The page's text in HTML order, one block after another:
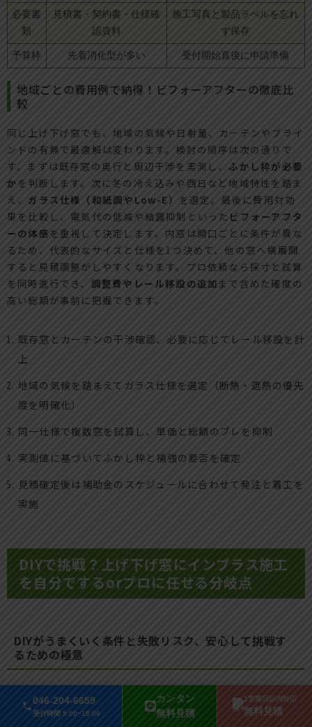
046-204-6659
受付時間 9:00~18:00
カンタン
無料見積
1営業日以内対応
無料見積
必要書
類
見積書・契約書・仕様確
認資料
施工写真と製品ラベルを忘れ
ず保存
予算枠 先着消化型が多い 受付開始直後に申請準備
地域ごとの費用例で納得！ビフォーアフターの徹底比
較
同じ上げ下げ窓でも、地域の気候や日射量、カーテンやブライ
ンドの有無で最適解は変わります。検討の順序は次の通りで
す。まずは既存窓の奥行と周辺干渉を実測し、ふかし枠が必要
か を判断します。次に冬の冷え込みや西日など地域特性を踏ま
え、 ガラス仕様（和紙調やLow-E） を選定。最後に費用対効
果を比較し、電気代の低減や結露抑制といった ビフォーアフタ
ーの体感を重視して決定します。内窓は開口ごとに条件が異な
るため、代表的なサイズと仕様を1つ決めて、他の窓へ横展開
すると見積調整がしやすくなります。プロ依頼なら採寸と試算
を同時進行でき、 調整費やレール移設の追加 まで含めた確度の
高い総額が事前に把握できます。
既存窓とカーテンの干渉確認、必要に応じてレール移設を計
上
地域の気候を踏まえてガラス仕様を選定（断熱・遮熱の優先
度を明確化）
同一仕様で複数窓を試算し、単価と総額のブレを抑制
実測値に基づいてふかし枠と補強の要否を確定
見積確定後は補助金のスケジュールに合わせて発注と着工を
実施
DIYで挑戦？上げ下げ窓にインプラス施工
を自分でするorプロに任せる分岐点
DIYがうまくいく条件と失敗リスク、安心して挑戦す
るための極意
上げ下げ窓にインプラス施工をDIYで成功させるカギは、事前
準備と手順の正確さに尽きます。まずは採寸です。障子を建て